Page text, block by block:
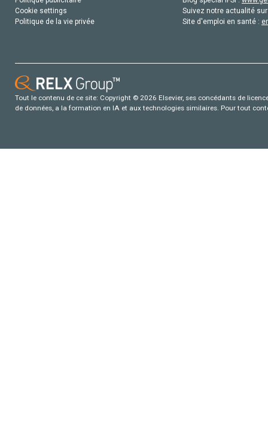
Cookie settings
Politique de la vie privée
Suivez notre actualité
Site d'emploi en santé :
Tout le contenu de ce site: Copyright © 2026 Elsevier, ses concédants de
de données, a la formation en IA et aux technologies similaires. Pour tout